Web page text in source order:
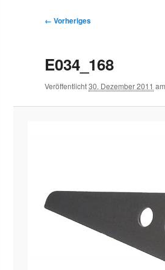
Bilder-
← Vorheriges
E034_168
Veröffentlicht30. Dezember 2011 am